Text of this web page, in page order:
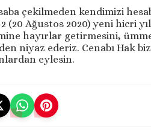
çekilmeden kendimizi
(20 Ağustos 2020) yeni hicri
hayırlar getirmesini,
niyaz ederiz. Cenabı Hak
eylesin.